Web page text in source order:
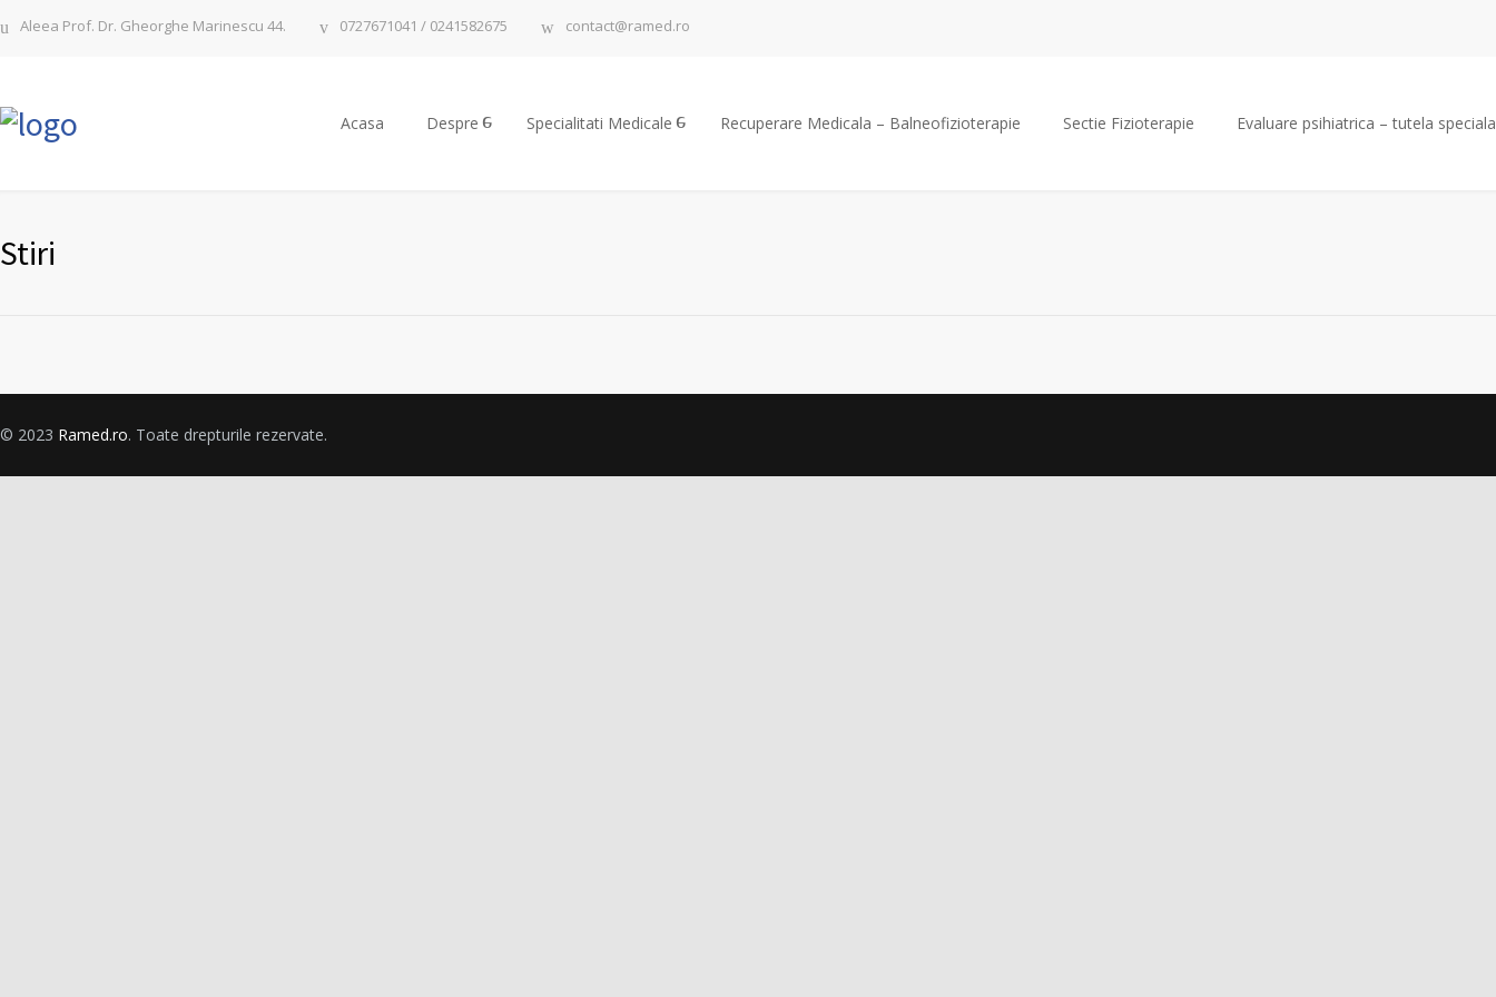
Aleea Prof. Dr. Gheorghe Marinescu 44. 0727671041 / 0241582675 contact@ramed.ro
Acasa Despre Specialitati Medicale Recuperare Medicala – Balneofizioterapie Sectie Fizioterapie Evaluare psihiatrica – tutela speciala
Stiri
© 2023 Ramed.ro. Toate drepturile rezervate.